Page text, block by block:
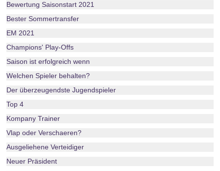
Bewertung Saisonstart 2021
Bester Sommertransfer
EM 2021
Champions' Play-Offs
Saison ist erfolgreich wenn
Welchen Spieler behalten?
Der überzeugendste Jugendspieler
Top 4
Kompany Trainer
Vlap oder Verschaeren?
Ausgeliehene Verteidiger
Neuer Präsident